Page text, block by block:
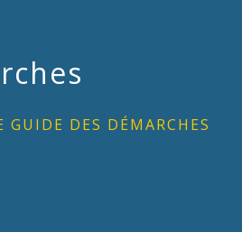
GUIDE DES DÉMARCHES